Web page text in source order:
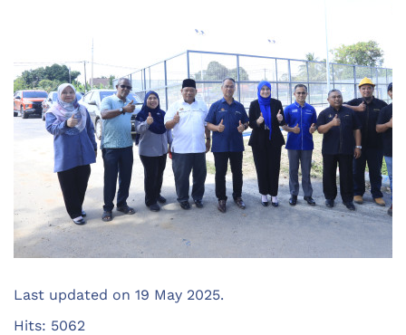
Last updated on 19 May 2025.
Hits: 5062